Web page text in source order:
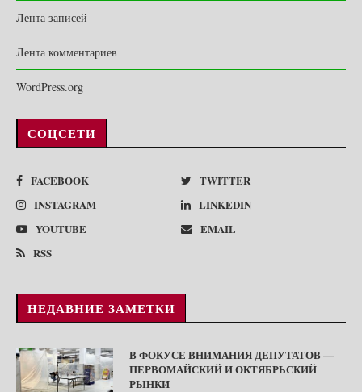
Лента записей
Лента комментариев
WordPress.org
СОЦСЕТИ
FACEBOOK
TWITTER
INSTAGRAM
LINKEDIN
YOUTUBE
EMAIL
RSS
НЕДАВНИЕ ЗАМЕТКИ
В ФОКУСЕ ВНИМАНИЯ ДЕПУТАТОВ —
ПЕРВОМАЙСКИЙ И ОКТЯБРЬСКИЙ
РЫНКИ